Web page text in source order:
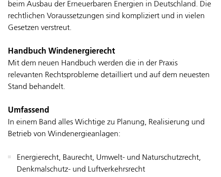
beim Ausbau der Erneuerbaren Energien in Deutschland. Die
rechtlichen Voraussetzungen sind kompliziert und in vielen
Gesetzen verstreut.
Handbuch Windenergierecht
Mit dem neuen Handbuch werden die in der Praxis
relevanten Rechtsprobleme detailliert und auf dem neuesten
Stand behandelt.
Umfassend
In einem Band alles Wichtige zu Planung, Realisierung und
Betrieb von Windenergieanlagen:
Energierecht, Baurecht, Umwelt- und Naturschutzrecht,
Denkmalschutz- und Luftverkehrsrecht